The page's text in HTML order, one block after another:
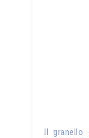
Il granello